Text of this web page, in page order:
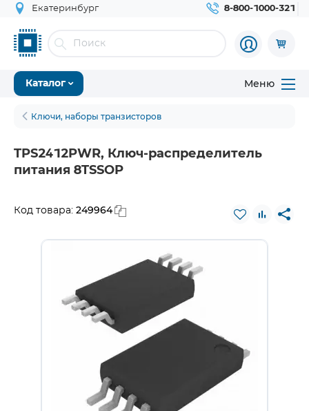
Екатеринбург 8-800-1000-321
Каталог Меню
Ключи, наборы транзисторов
TPS2412PWR, Ключ-распределитель
питания 8TSSOP
Код товара: 249964